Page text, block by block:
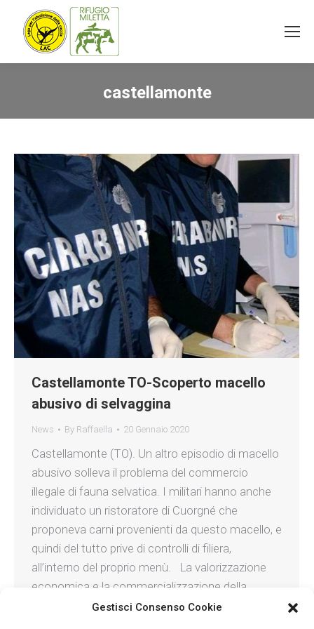
Gestisci Consenso Cookie
castellamonte
Castellamonte TO-Scoperto macello
abusivo di selvaggina
News By Raffaella 20 Gennaio 2020
Castellamonte (TO). Un altro episodio di macello
abusivo solleva il problema del commercio
illegale di fauna selvatica. I militari hanno anche
individuato un ristoratore di Cuorgné che
proponeva carni provenienti da questo macello, e
quindi del tutto prive di controlli di filiera,
all’interno del proprio menù. La valorizzazione
economica e la commercializzazione della